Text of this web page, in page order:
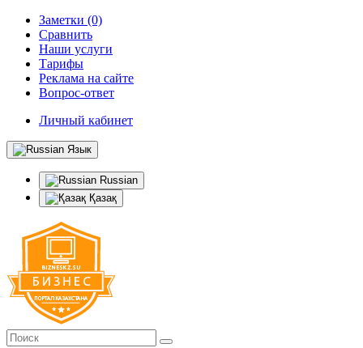
Заметки (0)
Сравнить
Наши услуги
Тарифы
Реклама на сайте
Вопрос-ответ
Личный кабинет
Язык
Russian
Қазақ